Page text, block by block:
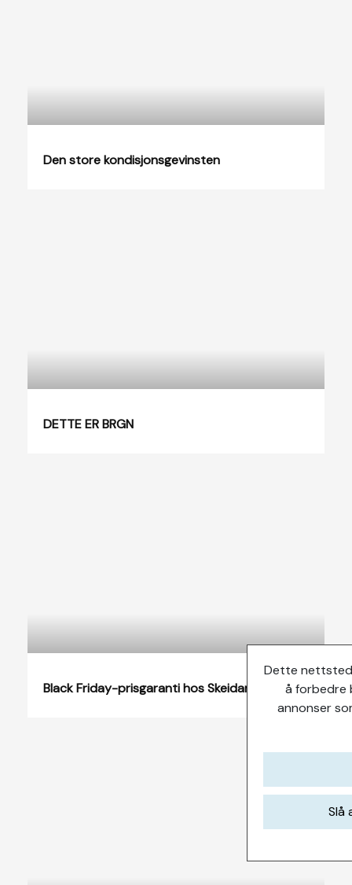
Den store kondisjonsgevinsten
DETTE ER BRGN
Black Friday-prisgaranti hos Skeidar
Dette
å forbedre
annonser
Slå